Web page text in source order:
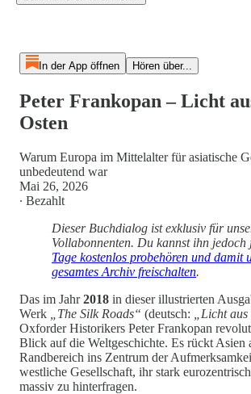
In der App öffnen Hören über...
Peter Frankopan – Licht
Osten
Warum Europa im Mittelalter für asiatische
unbedeutend war
Mai 26, 2026
∙ Bezahlt
Dieser Buchdialog ist exklusiv für
Vollabonnenten. Du kannst ihn jedoch
Tage kostenlos probehören und damit
gesamtes Archiv freischalten.
Das im Jahr2018 in dieser illustrierten
Werk
„The Silk Roads“ (deutsch: „Licht
Oxforder Historikers Peter Frankopan
Blick auf die Weltgeschichte. Es rückt Asien
Randbereich ins Zentrum der
westliche Gesellschaft, ihr stark
massiv zu hinterfragen.